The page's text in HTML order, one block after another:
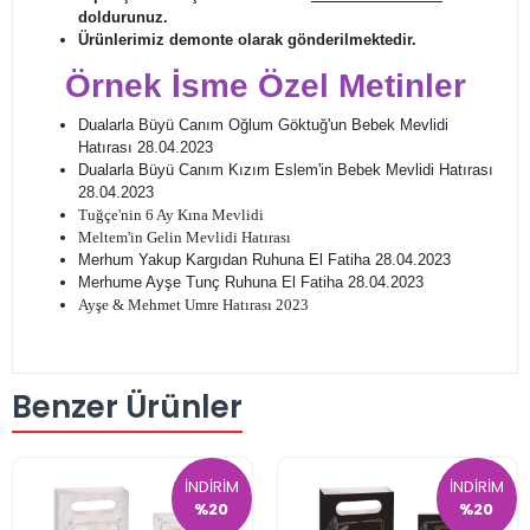
doldurunuz.
Ürünlerimiz demonte olarak gönderilmektedir.
Örnek İsme Özel Metinler
Dualarla Büyü Canım Oğlum Göktuğ'un Bebek Mevlidi
Hatırası 28.04.2023
Dualarla Büyü Canım Kızım Eslem'in Bebek Mevlidi Hatırası
28.04.2023
Tuğçe'nin 6 Ay Kına Mevlidi
Meltem'in Gelin Mevlidi Hatırası
Merhum Yakup Kargıdan Ruhuna El Fatiha 28.04.2023
Merhume Ayşe Tunç Ruhuna El Fatiha 28.04.2023
Ayşe & Mehmet Umre Hatırası 2023
Benzer Ürünler
İNDİRİM
%20
İNDİRİM
%20